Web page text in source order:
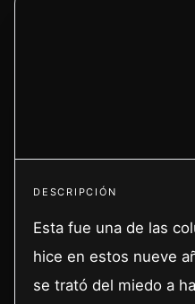
DESCRIPCIÓN
Esta fue una de las
hice en estos nueve
se trató del miedo a